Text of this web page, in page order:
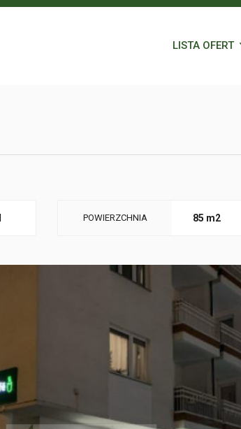
LISTA OFERT
POWIERZCHNIA 85 m2